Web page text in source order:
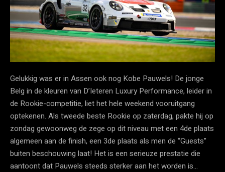
Gelukkig was er in Assen ook nog Kobe Pauwels! De jonge
Belg in de kleuren van D’Ieteren Luxury Performance, leider in
de Rookie-competitie, liet het hele weekend vooruitgang
optekenen. Als tweede beste Rookie op zaterdag, pakte hij op
zondag gewoonweg de zege op dit niveau met een 4de plaats
algemeen aan de finish, een 3de plaats als men de “Guests”
buiten beschouwing laat! Het is een serieuze prestatie die
aantoont dat Pauwels steeds sterker aan het worden is…